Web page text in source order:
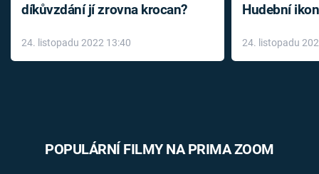
díkůvzdání jí zrovna krocan?
24. listopadu 2022 13:40
Hudební
léky
24. listopadu
POPULÁRNÍ FILMY NA PRIMA ZOOM